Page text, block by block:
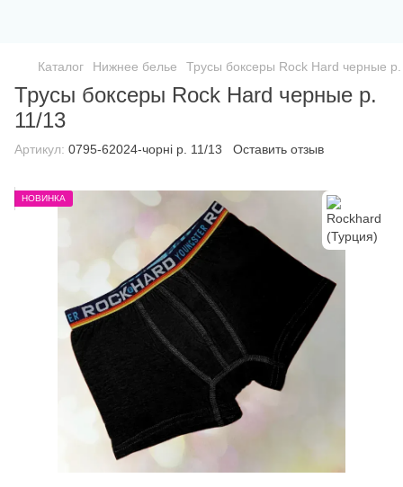
Каталог Нижнее белье Трусы боксеры Rock Hard черные
Трусы боксеры Rock Hard черные р.
11/13
Артикул: 0795-62024-чорні р. 11/13 Оставить отзыв
НОВИНКА